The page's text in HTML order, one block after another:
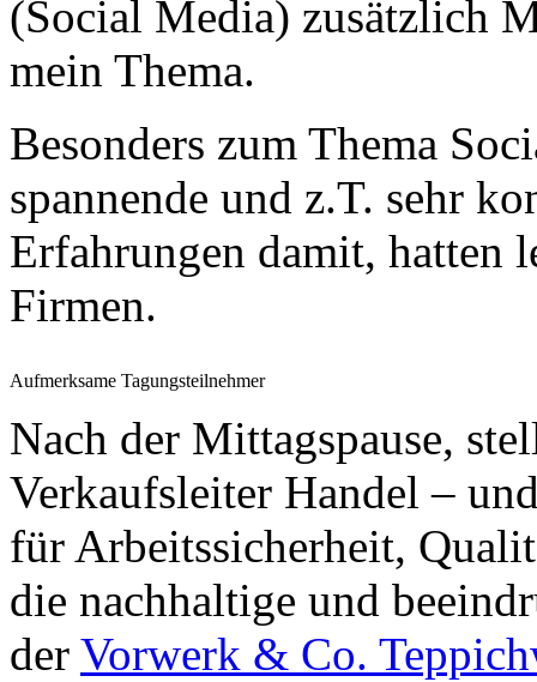
(Social Media) zusätzlich
mein Thema.
Besonders zum Thema
spannende und z.T. sehr
Erfahrungen damit, hatten
Firmen.
Aufmerksame Tagungsteilnehmer
Nach der Mittagspause,
Verkaufsleiter Handel –
für Arbeitssicherheit,
die nachhaltige und
der Vorwerk & Co.